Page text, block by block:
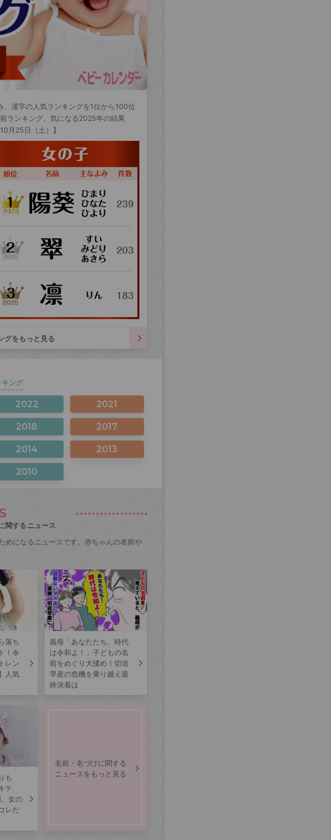
漢字の人気ランキングを1位から100位
ランキング。気になる2025年の結果
月25日（土）】
グをもっと見る
ング
2022 2021
2018 2017
2014 2013
2010
関するニュース
めになるニュースです。赤ちゃんの名前や
落ち
！令
レン
人気
義母「あなたたち、時代
は令和よ！」子どもの名
前をめぐり大揉め！切迫
早産の危機を乗り越え最
終決着は
も
テ
女の
レだ
名前・名づけに関する
ニュースをもっと見る